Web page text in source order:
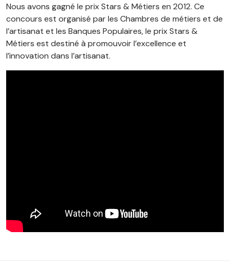
Nous avons gagné le prix Stars & Métiers en 2012. Ce
concours est organisé par les Chambres de métiers et de
l’artisanat et les Banques Populaires, le prix Stars &
Métiers est destiné à promouvoir l’excellence et
l’innovation dans l’artisanat.